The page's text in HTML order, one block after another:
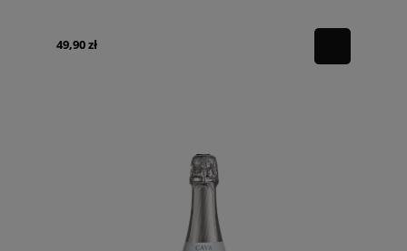
49,90 zł